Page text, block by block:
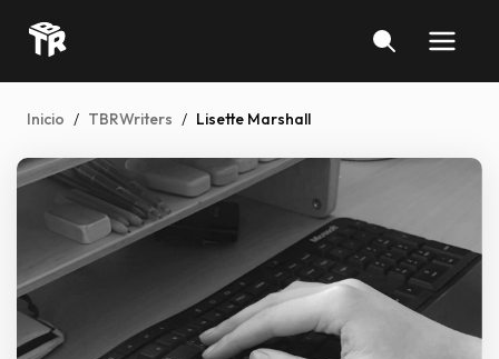
Inicio / TBRWriters / Lisette Marshall